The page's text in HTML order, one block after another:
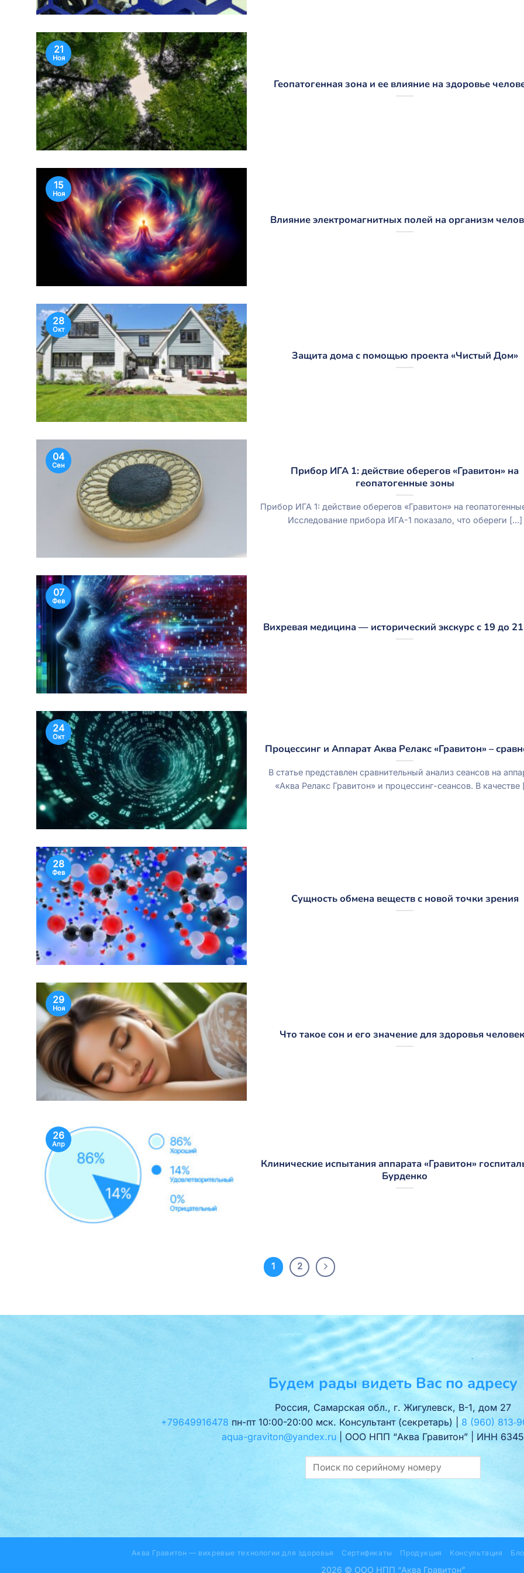
Геопатогенная зона и ее влияние на здоровье
21
Ноя
Влияние электромагнитных полей на организм
15
Ноя
Защита дома с помощью проекта «Чистый Дом»
28
Окт
Прибор ИГА 1: действие оберегов «Гравитон» на
геопатогенные зоны
Прибор ИГА 1: действие оберегов «Гравитон» на
Исследование прибора ИГА-1 показало, что обереги [...]
04
Сен
Вихревая медицина — исторический экскурс с 19 до
07
Фев
Процессинг и Аппарат Аква Релакс «Гравитон» –
В статье представлен сравнительный анализ сеансов на
«Аква Релакс Гравитон» и процессинг-сеансов. В качестве
24
Окт
Сущность обмена веществ с новой точки зрения
28
Фев
Что такое сон и его значение для здоровья
29
Ноя
Клинические испытания аппарата «Гравитон»
Бурденко
26
Апр
1 2
Будем рады видеть Вас по адресу
Россия, Самарская обл., г. Жигулевск, В-1, дом 27
+79649916478 пн-пт 10:00-20:00 мск. Консультант (секретарь) | 8 (960)
aqua-graviton@yandex.ru| ООО НПП “Аква Гравитон” | ИНН
Аква Гравитон — вихревые технологии для здоровья Сертификаты Продукция Консультация
2026 © ООО НПП “Аква Гравитон”